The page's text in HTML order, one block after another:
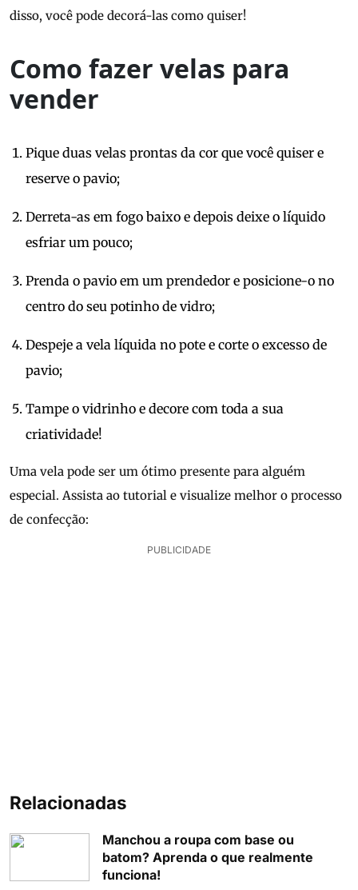
disso, você pode decorá-las como quiser!
Como fazer velas para
vender
Pique duas velas prontas da cor que você quiser e
reserve o pavio;
Derreta-as em fogo baixo e depois deixe o líquido
esfriar um pouco;
Prenda o pavio em um prendedor e posicione-o no
centro do seu potinho de vidro;
Despeje a vela líquida no pote e corte o excesso de
pavio;
Tampe o vidrinho e decore com toda a sua
criatividade!
Uma vela pode ser um ótimo presente para alguém
especial. Assista ao tutorial e visualize melhor o processo
de confecção:
PUBLICIDADE
Relacionadas
Manchou a roupa com base ou
batom? Aprenda o que realmente
funciona!